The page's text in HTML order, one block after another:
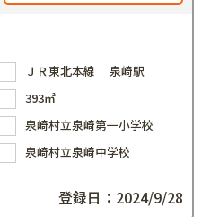
ＪＲ東北本線 泉崎駅
393㎡
泉崎村立泉崎第一小学校
泉崎村立泉崎中学校
登録日：2024/9/28